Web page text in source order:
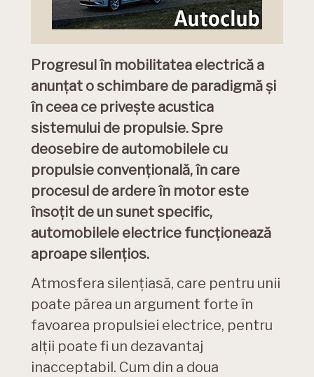
Progresul în mobilitatea electrică a
anunţat o schimbare de paradigmă și
în ceea ce priveşte acustica
sistemului de propulsie. Spre
deosebire de automobilele cu
propulsie convenţională, în care
procesul de ardere în motor este
însoţit de un sunet specific,
automobilele electrice funcţionează
aproape silenţios.
Atmosfera silențiasă, care pentru unii
poate părea un argument forte în
favoarea propulsiei electrice, pentru
alții poate fi un dezavantaj
inacceptabil. Cum din a doua